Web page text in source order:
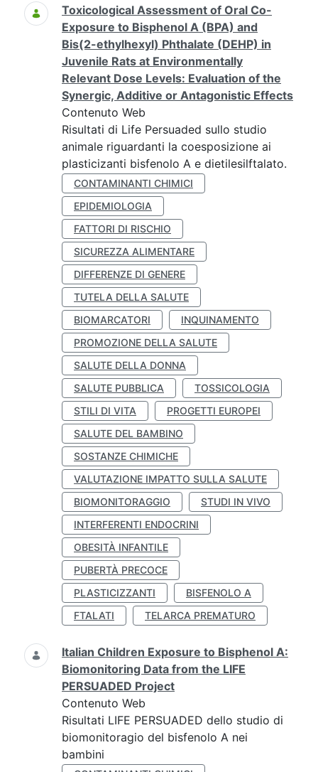
Toxicological Assessment of Oral Co-
Exposure to Bisphenol A (BPA) and
Bis(2-ethylhexyl) Phthalate (DEHP) in
Juvenile Rats at Environmentally
Relevant Dose Levels: Evaluation of the
Synergic, Additive or Antagonistic Effects
Contenuto Web
Risultati di Life Persuaded sullo studio
animale riguardanti la coesposizione ai
plasticizanti bisfenolo A e dietilesilftalato.
CONTAMINANTI CHIMICI
EPIDEMIOLOGIA
FATTORI DI RISCHIO
SICUREZZA ALIMENTARE
DIFFERENZE DI GENERE
TUTELA DELLA SALUTE
BIOMARCATORI
INQUINAMENTO
PROMOZIONE DELLA SALUTE
SALUTE DELLA DONNA
SALUTE PUBBLICA
TOSSICOLOGIA
STILI DI VITA
PROGETTI EUROPEI
SALUTE DEL BAMBINO
SOSTANZE CHIMICHE
VALUTAZIONE IMPATTO SULLA SALUTE
BIOMONITORAGGIO
STUDI IN VIVO
INTERFERENTI ENDOCRINI
OBESITÀ INFANTILE
PUBERTÀ PRECOCE
PLASTICIZZANTI
BISFENOLO A
FTALATI
TELARCA PREMATURO
Italian Children Exposure to Bisphenol A:
Biomonitoring Data from the LIFE
PERSUADED Project
Contenuto Web
Risultati LIFE PERSUADED dello studio di
biomonitoragio del bisfenolo A nei
bambini